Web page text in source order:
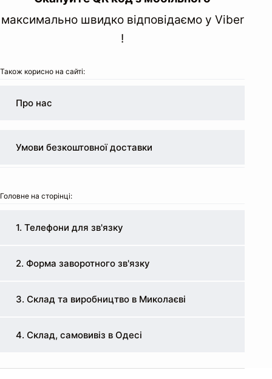
максимально швидко відповідаємо у Viber
!
Також корисно на сайті:
Про нас
Умови безкоштовної доставки
Головне на сторінці:
1. Телефони для зв'язку
2. Форма заворотного зв'язку
3. Склад та виробництво в Миколаєві
4. Склад, самовивіз в Одесі